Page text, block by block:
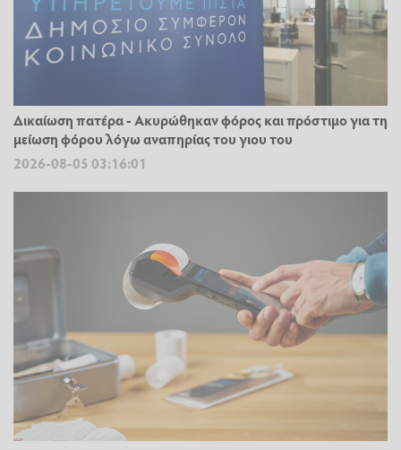
Δικαίωση πατέρα - Ακυρώθηκαν φόρος και πρόστιμο για τη
μείωση φόρου λόγω αναπηρίας του γιου του
2026-08-05 03:16:01